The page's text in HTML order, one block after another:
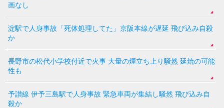
画なし
淀駅で人身事故「死体処理してた」京阪本線が遅延 飛び込み自殺
か
長野市の松代小学校付近で火事 大量の煙立ち上り騒然 延焼の可能
性も
予讃線 伊予三島駅で人身事故 緊急車両が集結し騒然 飛び込み自
殺か